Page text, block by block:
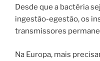
Desde que a bactéria
ingestão-egestão, os
transmissores
Na Europa, mais